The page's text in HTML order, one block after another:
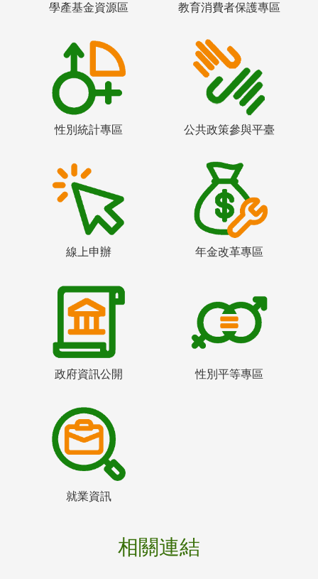
學產基金資源區 教育消費者保護專區
性別統計專區 公共政策參與平臺
線上申辦 年金改革專區
政府資訊公開 性別平等專區
就業資訊
相關連結